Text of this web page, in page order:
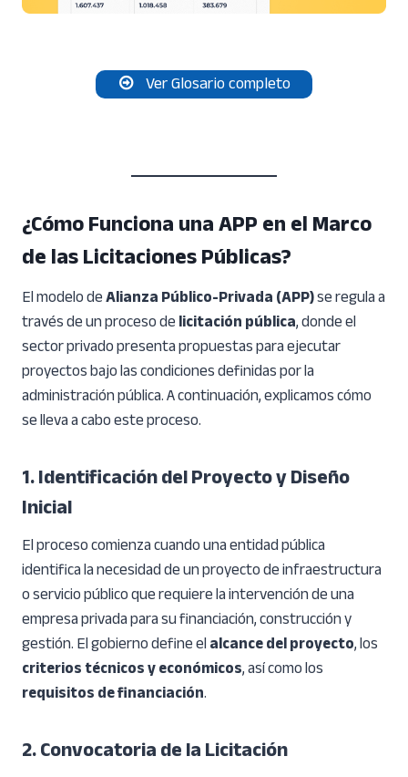
Ver Glosario completo
¿Cómo Funciona una APP en el Marco
de las Licitaciones Públicas?
El modelo deAlianza Público-Privada (APP)se regula a
través de un proceso delicitación pública, donde el
sector privado presenta propuestas para ejecutar
proyectos bajo las condiciones definidas por la
administración pública. A continuación, explicamos cómo
se lleva a cabo este proceso.
1. Identificación del Proyecto y Diseño
Inicial
El proceso comienza cuando una entidad pública
identifica la necesidad de un proyecto de infraestructura
o servicio público que requiere la intervención de una
empresa privada para su financiación, construcción y
gestión. El gobierno define elalcance del proyecto, los
criterios técnicos y económicos, así como los
requisitos de financiación.
2. Convocatoria de la Licitación